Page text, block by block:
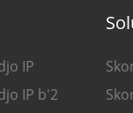
IP
IP b'2